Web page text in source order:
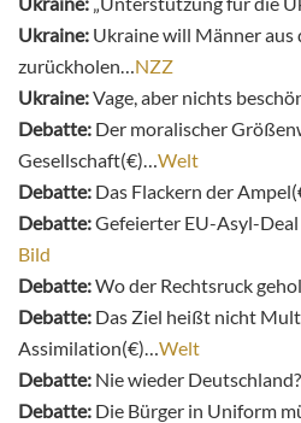
Ukraine: Ukraine will Männer aus
zurückholen… NZZ
Ukraine:Vage, aber nichts
Debatte: Der moralischer
Gesellschaft(€)… Welt
Debatte: Das Flackern der
Debatte:Gefeierter EU-Asyl-Deal
Bild
Debatte:Wo der Rechtsruck
Debatte: Das Ziel heißt nicht
Assimilation(€)… Welt
Debatte: Nie wieder
Debatte: Die Bürger in Uniform